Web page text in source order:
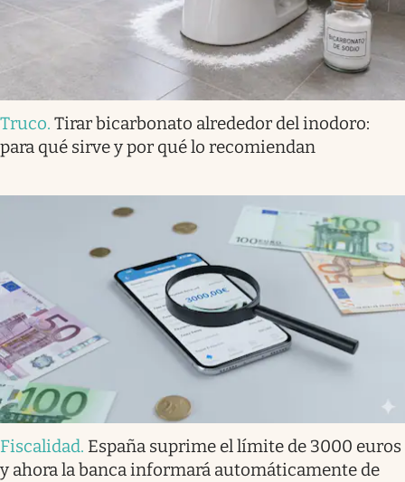
Truco. Tirar bicarbonato alrededor del inodoro:
para qué sirve y por qué lo recomiendan
Fiscalidad. España suprime el límite de 3000 euros
y ahora la banca informará automáticamente de